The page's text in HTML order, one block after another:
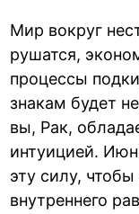
Мир вокруг
рушатся,
процессы
знакам будет
вы, Рак,
интуицией.
эту силу,
внутреннего